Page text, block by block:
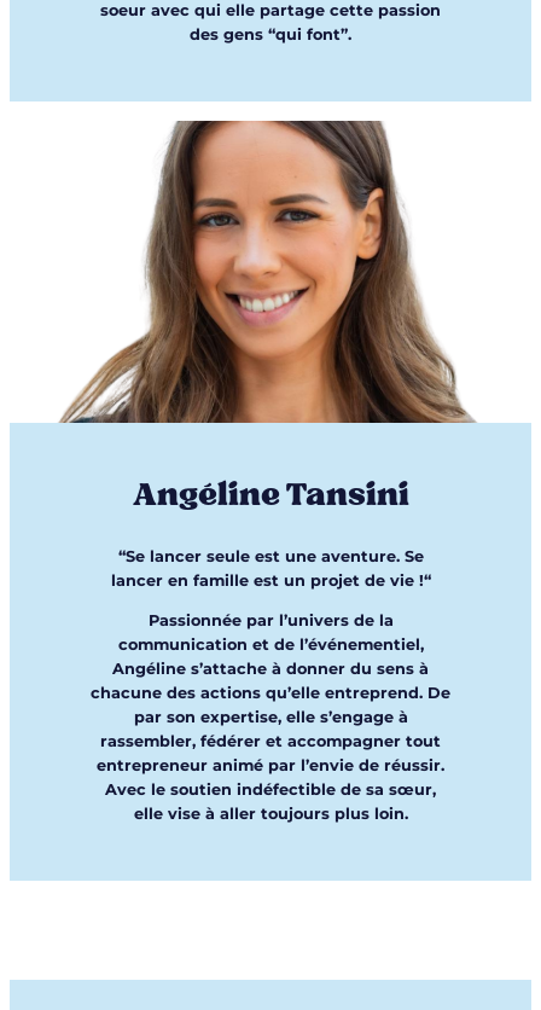
soeur avec qui elle partage cette passion
des gens “qui font”.
Angéline Tansini
“Se lancer seule est une aventure. Se
lancer en famille est un projet de vie !“
Passionnée par l’univers de la
communication et de l’événementiel,
Angéline s’attache à donner du sens à
chacune des actions qu’elle entreprend. De
par son expertise, elle s’engage à
rassembler, fédérer et accompagner tout
entrepreneur animé par l’envie de réussir.
Avec le soutien indéfectible de sa sœur,
elle vise à aller toujours plus loin.